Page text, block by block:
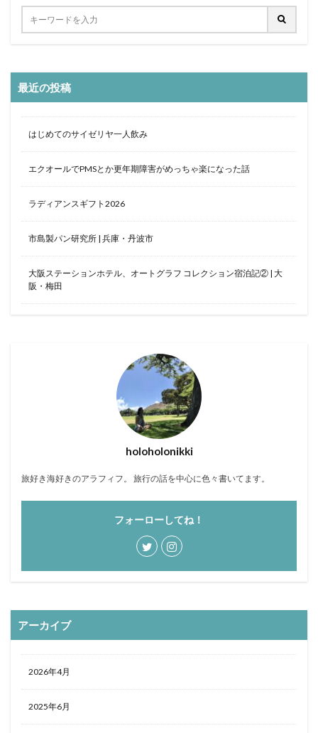
最近の投稿
はじめてのサイゼリヤ一人飲み
エクオールでPMSとか更年期障害がめっちゃ楽になった話
ラディアンスギフト2026
市島製パン研究所 | 兵庫・丹波市
大阪ステーションホテル、オートグラフ コレクション宿泊記② | 大
阪・梅田
holoholonikki
旅好き海好きのアラフィフ。 旅行の話を中心に色々書いてます。
フォーローしてね！
アーカイブ
2026年4月
2025年6月